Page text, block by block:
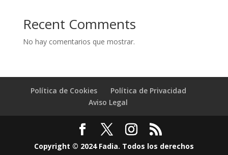
Recent Comments
No hay comentarios que mostrar.
Política de Cookies
Política de Privacidad
Aviso Legal
Copyright © 2024 Fadia. Todos los derechos